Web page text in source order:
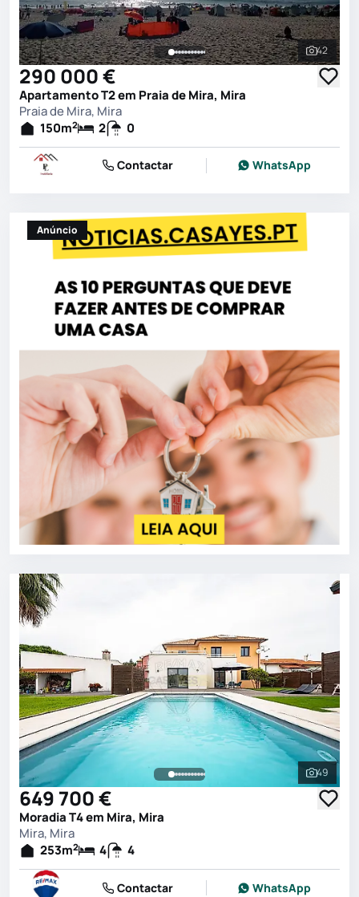
Ver
42
290 000 €
Apartamento T2 em Praia de Mira, Mira
Praia de Mira, Mira
150m2 2 0
Contactar WhatsApp
Anúncio
Ver
49
649 700 €
Moradia T4 em Mira, Mira
Mira, Mira
253m2 4 4
Contactar WhatsApp